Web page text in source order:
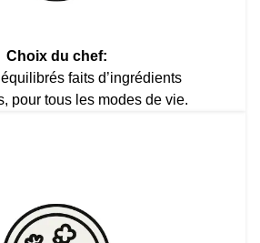
Choix du chef:
faits d’ingrédients
pour tous les modes de vie.